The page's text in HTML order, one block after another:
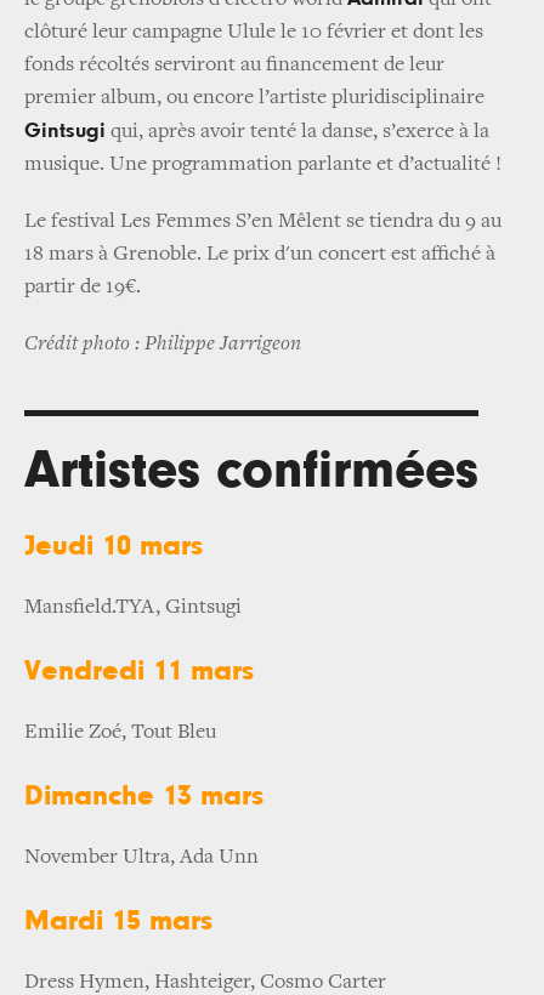
clôturé leur campagne Ulule le 10 février et dont les
fonds récoltés serviront au financement de leur
premier album, ou encore l’artiste pluridisciplinaire
Gintsugi qui, après avoir tenté la danse, s’exerce à la
musique. Une programmation parlante et d’actualité !
Le festival Les Femmes S’en Mêlent se tiendra du 9 au
18 mars à Grenoble. Le prix d'un concert est affiché à
partir de 19€.
Crédit photo : Philippe Jarrigeon
Artistes confirmées
Jeudi 10 mars
Mansfield.TYA, Gintsugi
Vendredi 11 mars
Emilie Zoé, Tout Bleu
Dimanche 13 mars
November Ultra, Ada Unn
Mardi 15 mars
Dress Hymen, Hashteiger, Cosmo Carter